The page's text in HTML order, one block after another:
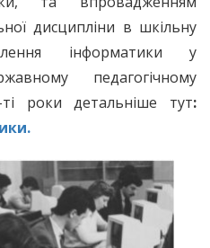
дисципліни в шкільну
інформатики у
педагогічному
роки детальніше тут: